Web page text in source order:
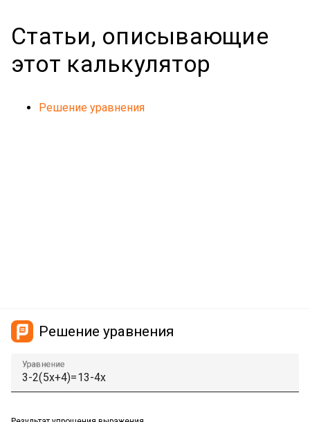
Статьи, описывающие
этот калькулятор
Решение уравнения
Решение уравнения
Уравнение